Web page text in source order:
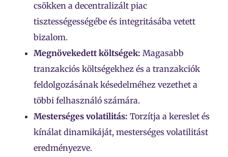
csökken a decentralizált piac
tisztességességébe és integritásába vetett
bizalom.
Megnövekedett költségek: Magasabb
tranzakciós költségekhez és a tranzakciók
feldolgozásának késedelméhez vezethet a
többi felhasználó számára.
Mesterséges volatilitás: Torzítja a kereslet és
kínálat dinamikáját, mesterséges volatilitást
eredményezve.